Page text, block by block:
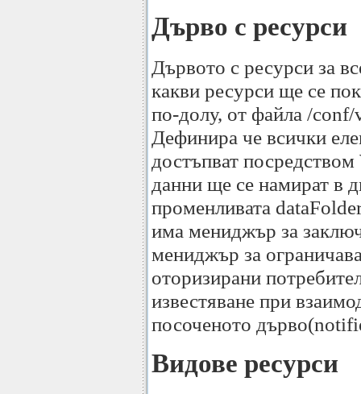
Дърво с ресурси
Дървото с ресурси за
какви ресурси ще се
по-долу, от файла /
Дефинира че всички
достъпват
данни ще се намират в
променливата
има мениджър за
мениджър за
оторизирани
известяване при
посоченото
Видове ресурси